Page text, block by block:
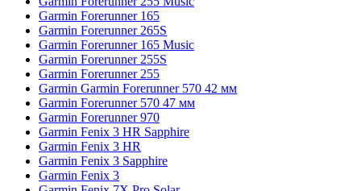
Garmin Forerunner 165
Garmin Forerunner 265S
Garmin Forerunner 165 Music
Garmin Forerunner 255S
Garmin Forerunner 255
Garmin Garmin Forerunner 570 42 мм
Garmin Forerunner 570 47 мм
Garmin Forerunner 970
Garmin Fenix 3 HR Sapphire
Garmin Fenix 3 HR
Garmin Fenix 3 Sapphire
Garmin Fenix 3